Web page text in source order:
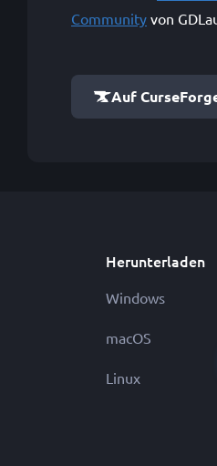
Community von
Auf
Herunterladen
Windows
macOS
Linux